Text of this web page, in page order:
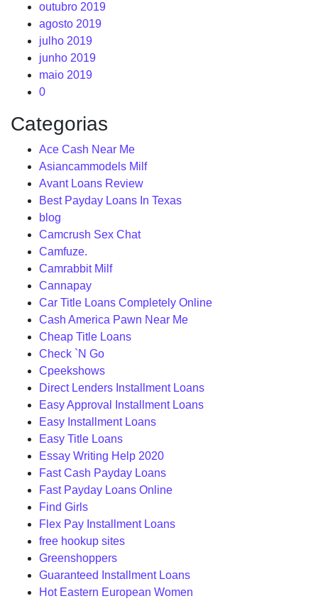
outubro 2019
agosto 2019
julho 2019
junho 2019
maio 2019
0
Categorias
Ace Cash Near Me
Asiancammodels Milf
Avant Loans Review
Best Payday Loans In Texas
blog
Camcrush Sex Chat
Camfuze.
Camrabbit Milf
Cannapay
Car Title Loans Completely Online
Cash America Pawn Near Me
Cheap Title Loans
Check `N Go
Cpeekshows
Direct Lenders Installment Loans
Easy Approval Installment Loans
Easy Installment Loans
Easy Title Loans
Essay Writing Help 2020
Fast Cash Payday Loans
Fast Payday Loans Online
Find Girls
Flex Pay Installment Loans
free hookup sites
Greenshoppers
Guaranteed Installment Loans
Hot Eastern European Women